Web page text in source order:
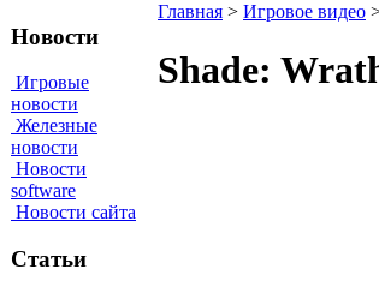
Новости
Игровые
новости
Железные
новости
Новости
software
Новости сайта
Статьи
Главная > Игровое видео
Shade: